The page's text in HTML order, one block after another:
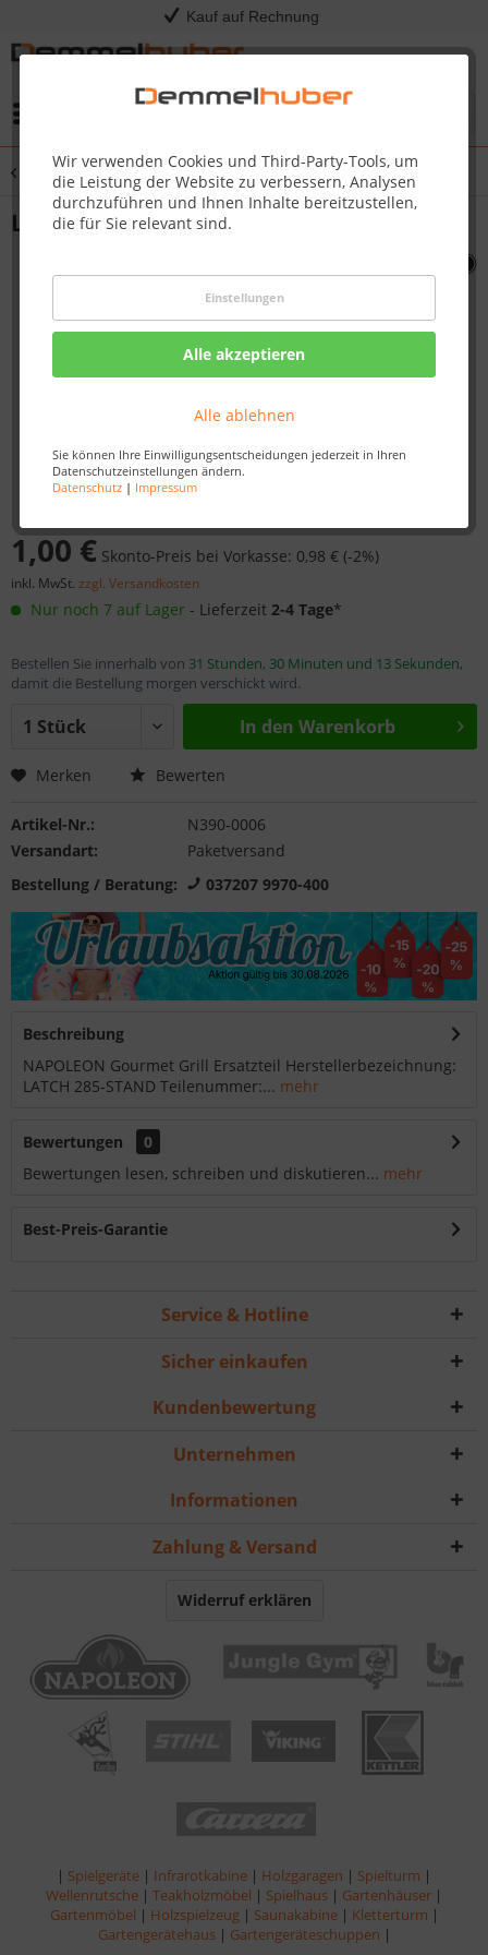
Kauf auf Rechnung
Wir verwenden Cookies und Third-Party-Tools, um
die Leistung der Website zu verbessern, Analysen
durchzuführen und Ihnen Inhalte bereitzustellen,
die für Sie relevant sind.
Einstellungen
Alle akzeptieren
Alle ablehnen
Sie können Ihre Einwilligungsentscheidungen jederzeit in Ihren
Datenschutzeinstellungen ändern.
Datenschutz| Impressum
Übersicht Sonstige Ersatzteile
LATCH 285-STAND #N390-0006
1,00 € Skonto-Preis bei Vorkasse: 0,98 € (-2%)
inkl. MwSt. zzgl. Versandkosten
Nur noch 7 auf Lager - Lieferzeit 2-4 Tage*
Bestellen Sie innerhalb von 31 Stunden, 30 Minuten und 13 Sekunden,
damit die Bestellung morgen verschickt wird.
In den Warenkorb
Merken Bewerten
Artikel-Nr.:
N390-0006
Versandart:
Paketversand
Bestellung / Beratung:
037207 9970-400
Beschreibung
NAPOLEON Gourmet Grill Ersatzteil Herstellerbezeichnung:
LATCH 285-STAND Teilenummer:... mehr
Bewertungen
0
Bewertungen lesen, schreiben und diskutieren... mehr
Best-Preis-Garantie
Service & Hotline
Sicher einkaufen
Kundenbewertung
Unternehmen
Informationen
Zahlung & Versand
Widerruf erklären
| Spielgeräte | Infrarotkabine | Holzgaragen | Spielturm |
Wellenrutsche | Teakholzmöbel | Spielhaus | Gartenhäuser |
Gartenmöbel | Holzspielzeug | Saunakabine | Kletterturm |
Gartengerätehaus | Gartengeräteschuppen |